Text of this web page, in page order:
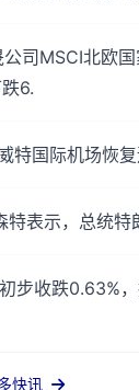
司MSCI北欧
6.
特国际机场恢
表示，总统特
步收跌0.63%
快讯